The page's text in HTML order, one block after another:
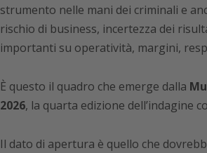
strumento nelle mani dei criminali e
rischio di business, incertezza dei
importanti su operatività, margini,
È questo il quadro che emerge dalla
2026, la quarta edizione dell’indagine
Il dato di apertura è quello che